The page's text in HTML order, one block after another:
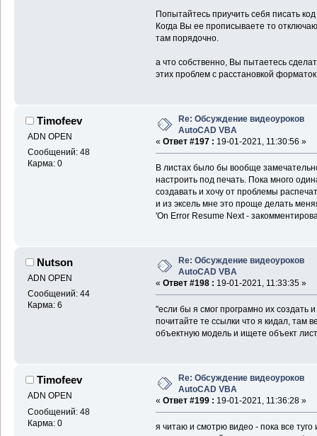
Попытайтесь приучить себя писать
Когда Вы ее прописываете то
там порядочно.
а что собственно, Вы пытаетесь
этих проблем с расстановкой
Timofeev
ADN OPEN
Сообщений: 48
Карма: 0
Re: Обсуждение видеоуроков
AutoCAD VBA
« Ответ #197 : 19-01-2021, 11:30:56 »
В листах было бы вообще
настроить под печать. Пока много
создавать и хочу от проблемы
и из эксель мне это проще делать
'On Error Resume Next -
Nutson
ADN OPEN
Сообщений: 44
Карма: 6
Re: Обсуждение видеоуроков
AutoCAD VBA
« Ответ #198 : 19-01-2021, 11:33:35 »
"если бы я смог програмно их создать
почитайте те ссылки что я кидал, там
объектную модель и ищете объект
Timofeev
ADN OPEN
Сообщений: 48
Карма: 0
Re: Обсуждение видеоуроков
AutoCAD VBA
« Ответ #199 : 19-01-2021, 11:36:28 »
я читаю и смотрю видео - пока все